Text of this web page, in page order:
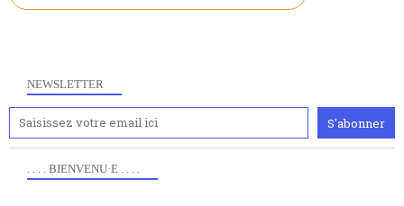
NEWSLETTER
. . . . BIENVENU·E . . . .